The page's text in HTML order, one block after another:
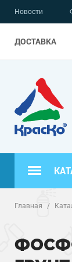
Новости
ДОСТАВКА
Главная /